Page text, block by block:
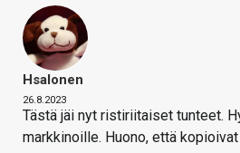
Hsalonen
26.8.2023
Tästä jäi nyt ristiriitaiset tunteet.
markkinoille. Huono, että